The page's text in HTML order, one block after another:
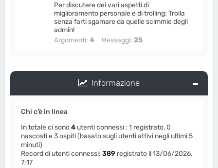
Per discutere dei vari aspetti di
miglioramento personale e di trolling: Trolla
senza farti sgamare da quelle scimmie degli
admin!
Argomenti:4 Messaggi:25
Informazione
Chi c’è in linea
In totale ci sono4 utenti connessi : 1 registrato, 0
nascosti e 3 ospiti (basato sugli utenti attivi negli ultimi 5
minuti)
Record di utenti connessi:389 registrato il 13/06/2026,
7:17